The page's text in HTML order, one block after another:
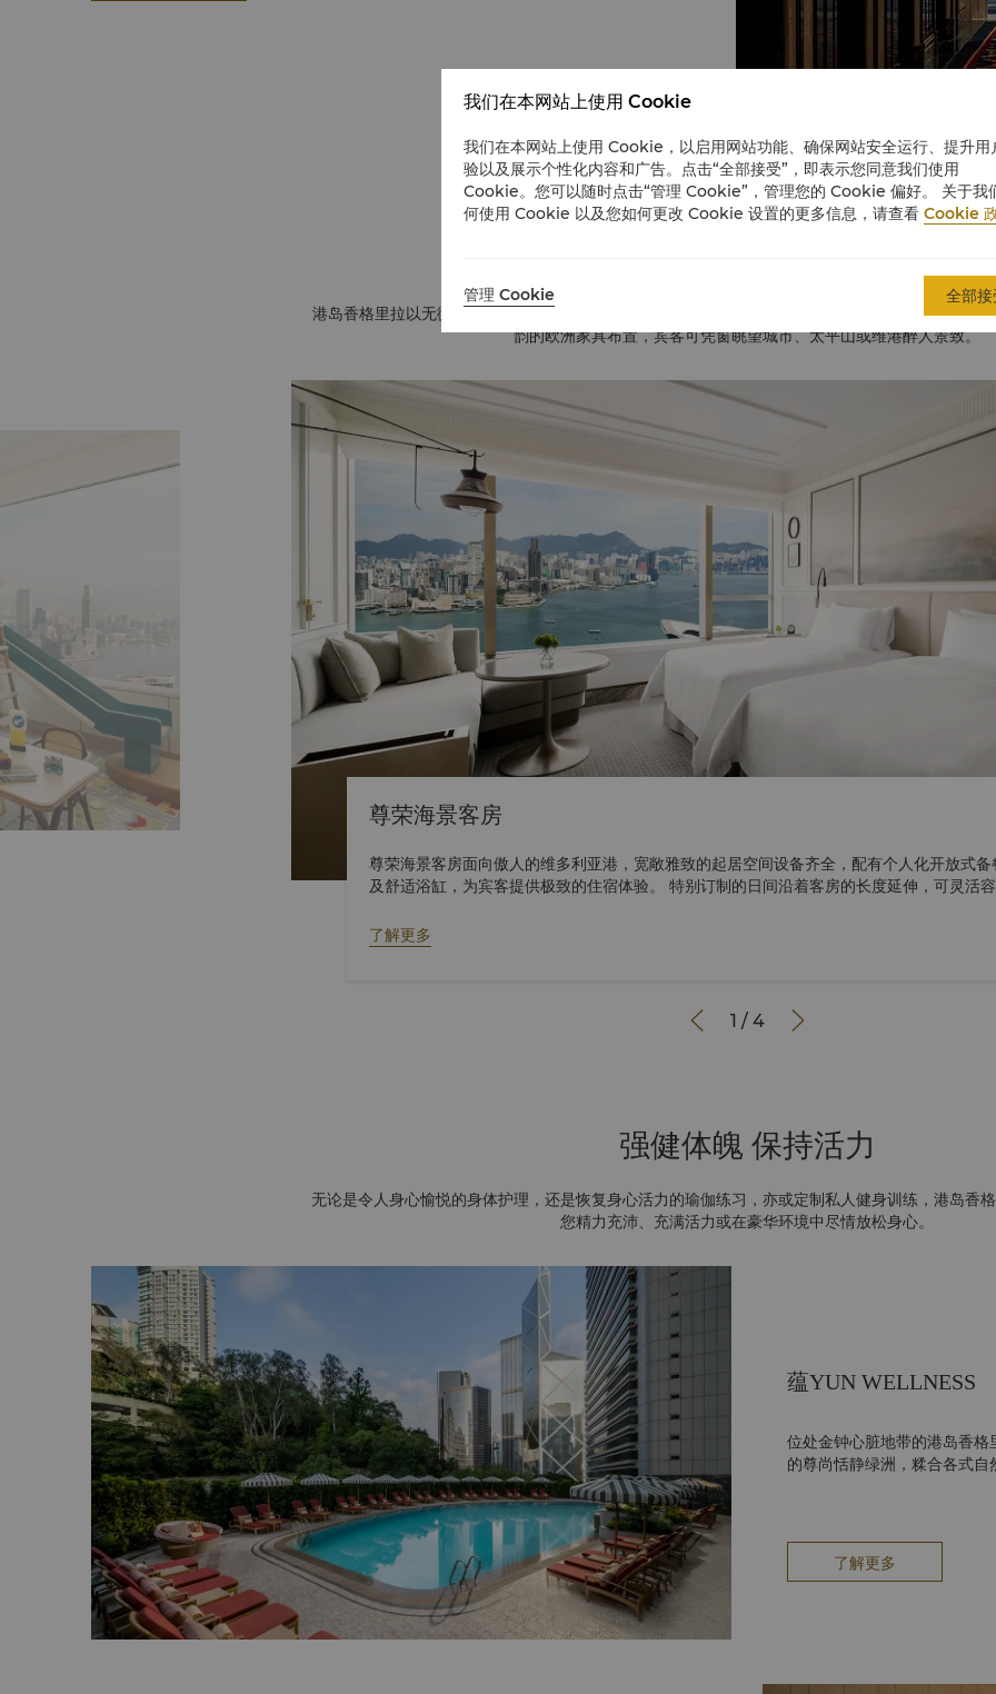
港岛香格里拉以无微不至的殷勤待客之道享负盛名，酒店共设544间宽敞的客房和豪华套房。所有
韵的欧洲家具布置，宾客可凭窗眺望城市、太平山或维港醉人景致。
尊荣海景客房
尊荣海景客房面向傲人的维多利亚港，宽敞雅致的起居空间设备齐全，配有个人化开放式
及舒适浴缸，为宾客提供极致的住宿体验。 特别订制的日间沿着客房的长度延伸，可灵活
了解更多
 1 /4 
强健体魄 保持活力
无论是令人身心愉悦的身体护理，还是恢复身心活力的瑜伽练习，亦或定制私人健身训练，港岛香
您精力充沛、充满活力或在豪华环境中尽情放松身心。
蕴YUN WELLNESS
位处金钟心脏地带的港岛香
的尊尚恬静绿洲，糅合各式
了解更多
我们在本网站上使用 Cookie
我们在本网站上使用 Cookie，以启用网站功能、确保网站安全运行、提升用
验以及展示个性化内容和广告。点击“全部接受”，即表示您同意我们使用
Cookie。您可以随时点击“管理 Cookie”，管理您的 Cookie 偏好。 关于我
何使用 Cookie 以及您如何更改 Cookie 设置的更多信息，请查看 Cookie
管理 Cookie 全部接